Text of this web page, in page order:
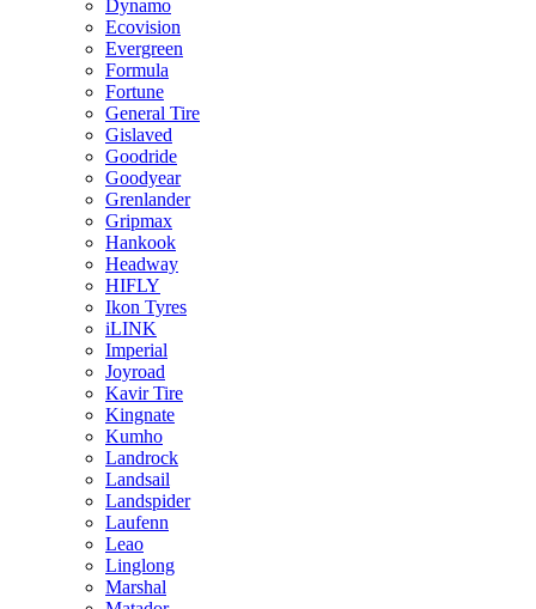
Dynamo
Ecovision
Evergreen
Formula
Fortune
General Tire
Gislaved
Goodride
Goodyear
Grenlander
Gripmax
Hankook
Headway
HIFLY
Ikon Tyres
iLINK
Imperial
Joyroad
Kavir Tire
Kingnate
Kumho
Landrock
Landsail
Landspider
Laufenn
Leao
Linglong
Marshal